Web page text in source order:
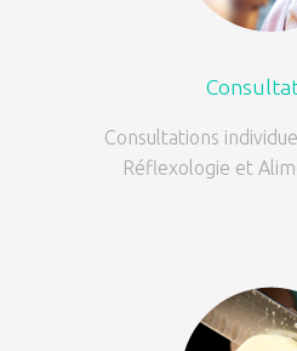
Consultations
Réflexologie et